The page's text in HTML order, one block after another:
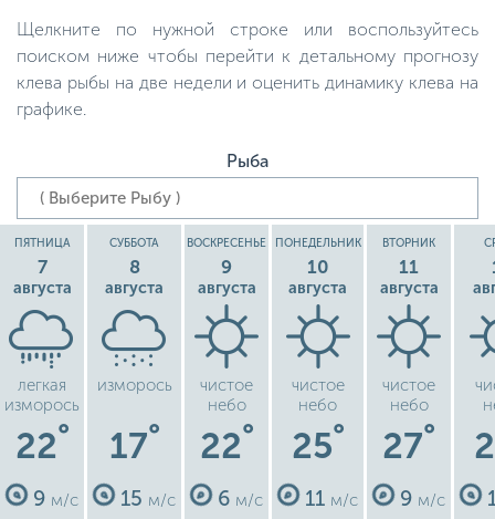
Щелкните по нужной строке или воспользуйтесь
поиском ниже чтобы перейти к детальному прогнозу
клева рыбы на две недели и оценить динамику клева на
графике.
Рыба
ПЯТНИЦА
7
августа
легкая
изморось
22°
9 м/с
СУББОТА
8
августа
изморось
17°
15 м/с
ВОСКРЕСЕНЬЕ
9
августа
чистое
небо
22°
6 м/с
ПОНЕДЕЛЬНИК
10
августа
чистое
небо
25°
11 м/с
ВТОРНИК
11
августа
чистое
небо
27°
9 м/с